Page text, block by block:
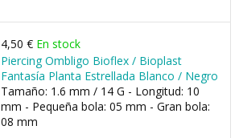
4,50 € En stock
Piercing Ombligo Bioflex / Bioplast
Fantasía Planta Estrellada Blanco / Negro
Tamaño: 1.6 mm / 14 G - Longitud: 10
mm - Pequeña bola: 05 mm - Gran bola:
08 mm